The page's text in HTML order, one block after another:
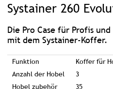
Systainer 260
Die Pro Case für Profis
mit dem Systainer-Koffer.
Funktion
Koffer für
Anzahl der Hobel
3
Hobel zubehör
35
Bildgalerie
springen